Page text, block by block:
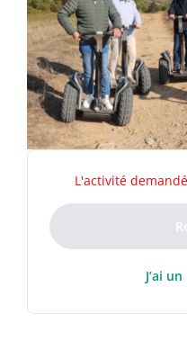
L'activité
J’ai